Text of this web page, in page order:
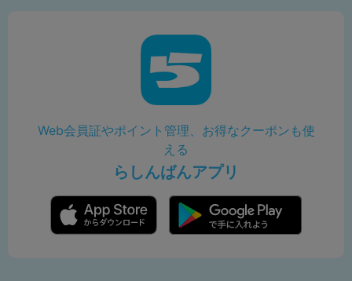
Web会員証やポイント管理、お得なクーポンも使
える
らしんばんアプリ